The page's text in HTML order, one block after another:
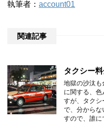
執筆者： account01
関連記事
タクシー
地獄の沙汰も
に関する、
すが、タクシ
で、分からな
すので、誰に